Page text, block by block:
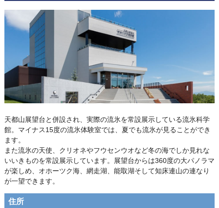
天都山展望台と併設され、実際の流氷を常設展示している流氷科学
館。マイナス15度の流氷体験室では、夏でも流氷が見ることができ
ます。
また流氷の天使、クリオネやフウセンウオなど冬の海でしか見れな
いいきものを常設展示しています。展望台からは360度の大パノラマ
が楽しめ、オホーツク海、網走湖、能取湖そして知床連山の連なり
が一望できます。
住所